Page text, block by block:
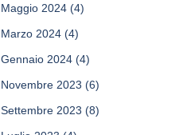
Maggio 2024 (4)
Marzo 2024 (4)
Gennaio 2024 (4)
Novembre 2023 (6)
Settembre 2023 (8)